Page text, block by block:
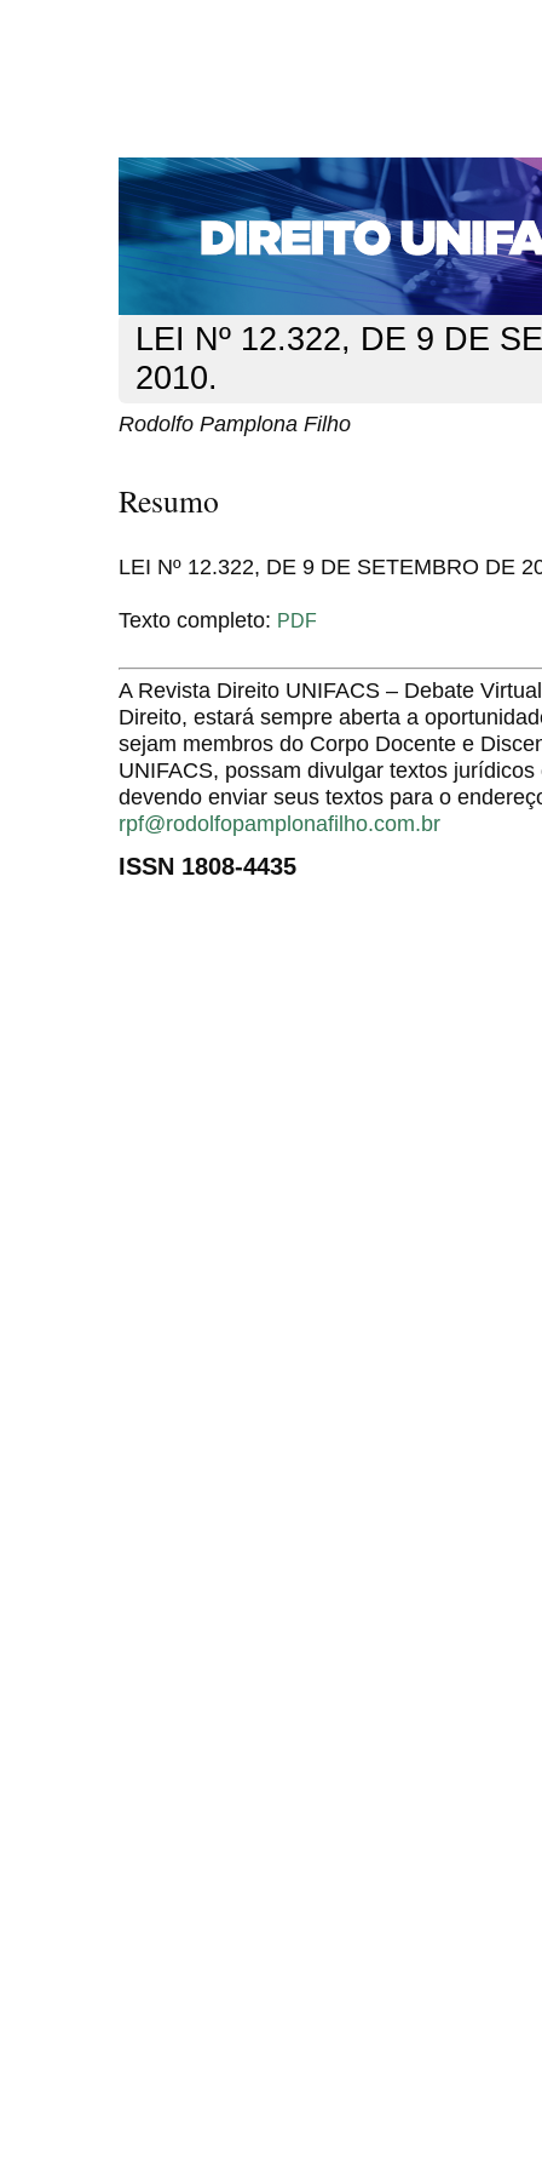
CAPA SOBRE ACESSO CADASTRO
NOTÍCIAS
EDIÇÕES DE Nº 1 A 100 WEBMAIL
Capa>n. 127 (2011) > Pamplona Filho
LEI Nº 12.322, DE 9 DE
2010.
Rodolfo Pamplona Filho
Resumo
LEI Nº 12.322, DE 9 DE SETEMBRO DE
Texto completo: PDF
A Revista Direito UNIFACS – Debate
Direito, estará sempre aberta a
sejam membros do Corpo Docente e
UNIFACS, possam divulgar textos
devendo enviar seus textos para o
rpf@rodolfopamplonafilho.com.br
ISSN 1808-4435